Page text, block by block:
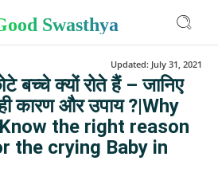
Swasthya
Updated: July 31, 2021
बच्चे क्यों रोते हैं – जानिए
कारण और उपाय ?|Why
the right reason
the crying Baby in